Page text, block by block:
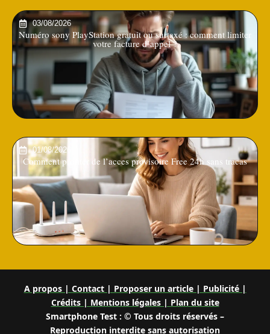
03/08/2026
Numéro sony PlayStation gratuit ou surtaxé : comment limiter
votre facture d’appel ?
01/08/2026
Comment profiter de l’acces provisoire Free 24h sans tracas
A propos | Contact | Proposer un article | Publicité |
Crédits | Mentions légales | Plan du site
Smartphone Test : © Tous droits réservés –
Reproduction interdite sans autorisation